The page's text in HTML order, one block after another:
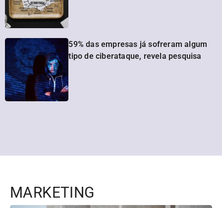
59% das empresas já sofreram algum
tipo de ciberataque, revela pesquisa
MARKETING